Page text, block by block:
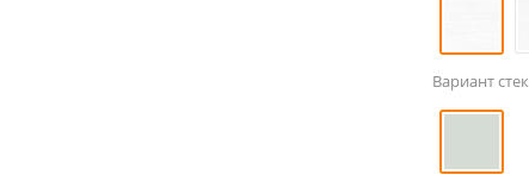
Вариант